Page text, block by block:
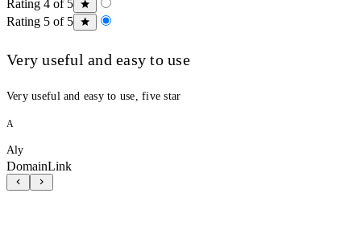
Rating 4 of 5
Rating 5 of 5
Very useful and easy to use
Very useful and easy to use, five star
A
Aly
DomainLink